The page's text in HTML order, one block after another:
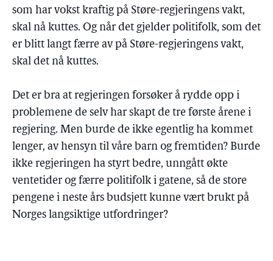
som har vokst kraftig på Støre-regjeringens vakt,
skal nå kuttes. Og når det gjelder politifolk, som det
er blitt langt færre av på Støre-regjeringens vakt,
skal det nå kuttes.
Det er bra at regjeringen forsøker å rydde opp i
problemene de selv har skapt de tre første årene i
regjering. Men burde de ikke egentlig ha kommet
lenger, av hensyn til våre barn og fremtiden? Burde
ikke regjeringen ha styrt bedre, unngått økte
ventetider og færre politifolk i gatene, så de store
pengene i neste års budsjett kunne vært brukt på
Norges langsiktige utfordringer?